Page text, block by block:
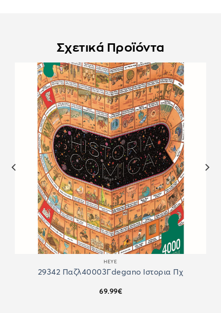
Σχετικά Προϊόντα
HEYE
29342 Παζλ40003Γdegano Ιστορια Πχ
69.99€